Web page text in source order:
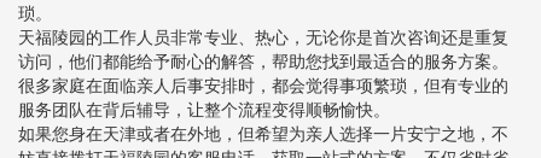
琐。
天福陵园的工作人员非常专业、热心，无论你是首次咨询还是重复
访问，他们都能给予耐心的解答，帮助您找到最适合的服务方案。
很多家庭在面临亲人后事安排时，都会觉得事项繁琐，但有专业的
服务团队在背后辅导，让整个流程变得顺畅愉快。
如果您身在天津或者在外地，但希望为亲人选择一片安宁之地，不